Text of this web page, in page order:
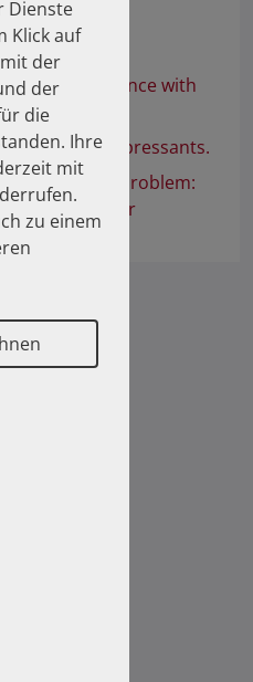
persistence with
with antidepressants.
Problem:
Erfassung über
Dienste
Klick auf
der
der
die
Ihre
mit
zu einem